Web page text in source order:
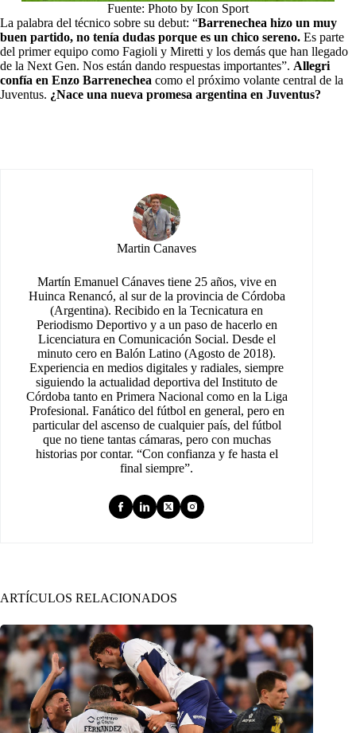
Fuente: Photo by Icon Sport
La palabra del técnico sobre su debut: “Barrenechea hizo un muy
buen partido, no tenía dudas porque es un chico sereno. Es parte
del primer equipo como Fagioli y Miretti y los demás que han llegado
de la Next Gen. Nos están dando respuestas importantes”. Allegri
confía en Enzo Barrenechea como el próximo volante central de la
Juventus. ¿Nace una nueva promesa argentina en Juventus?
Martin Canaves
Martín Emanuel Cánaves tiene 25 años, vive en
Huinca Renancó, al sur de la provincia de Córdoba
(Argentina). Recibido en la Tecnicatura en
Periodismo Deportivo y a un paso de hacerlo en
Licenciatura en Comunicación Social. Desde el
minuto cero en Balón Latino (Agosto de 2018).
Experiencia en medios digitales y radiales, siempre
siguiendo la actualidad deportiva del Instituto de
Córdoba tanto en Primera Nacional como en la Liga
Profesional. Fanático del fútbol en general, pero en
particular del ascenso de cualquier país, del fútbol
que no tiene tantas cámaras, pero con muchas
historias por contar. “Con confianza y fe hasta el
final siempre”.
ARTÍCULOS RELACIONADOS